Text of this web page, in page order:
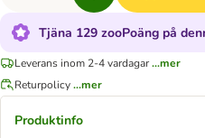
Tjäna 129 zooPoäng på
Leverans inom 2-4 vardagar...mer
Returpolicy...mer
Produktinfo